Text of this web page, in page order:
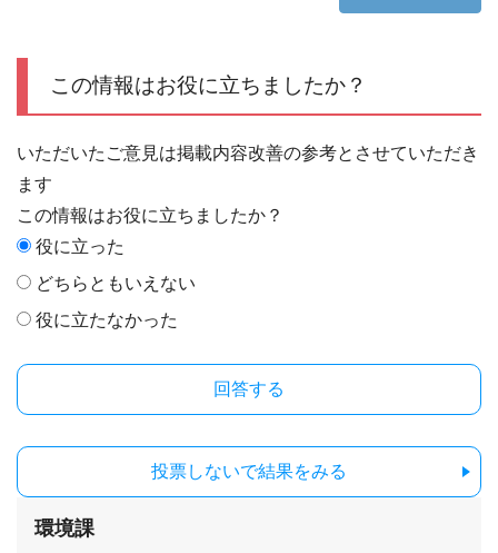
この情報はお役に立ちましたか？
いただいたご意見は掲載内容改善の参考とさせていただき
ます
この情報はお役に立ちましたか？
役に立った
どちらともいえない
役に立たなかった
投票しないで結果をみる
環境課